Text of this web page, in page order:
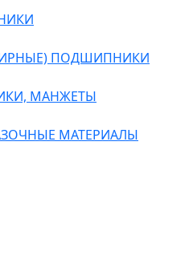
ПОДШИПНИКИ
МАНЖЕТЫ
МАТЕРИАЛЫ